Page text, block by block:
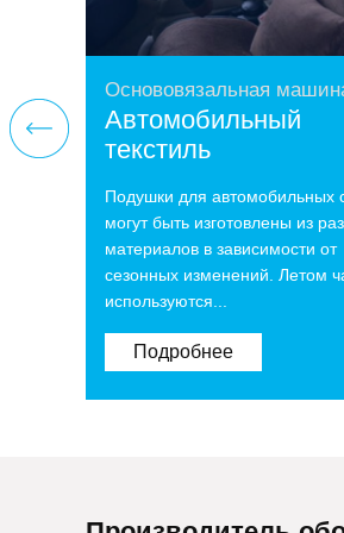
Основовязальная
Автомобильный
текстиль
Подушки для автомобильных
могут быть изготовлены из
материалов в зависимости от
сезонных изменений. Летом
используются...
Подробнее